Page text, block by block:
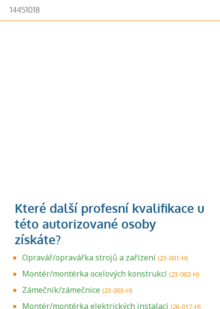
14451018
Opravář/opravářka strojů a zařízení (23-001-H)
Montér/montérka ocelových konstrukcí (23-002-H)
Zámečník/zámečnice (23-003-H)
Montér/montérka elektrických instalací (26-017-H)